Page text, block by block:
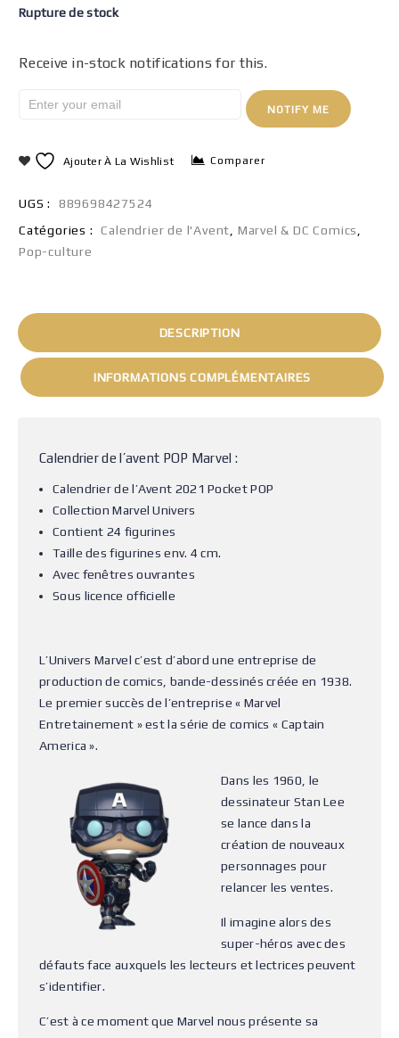
Rupture de stock
Receive in-stock notifications for this.
NOTIFY ME
Ajouter À La Wishlist Comparer
UGS :
889698427524
Catégories :
Calendrier de l'Avent Marvel & DC Comics
Pop-culture
DESCRIPTION
INFORMATIONS COMPLÉMENTAIRES
Calendrier de l’avent POP Marvel :
Calendrier de l’Avent 2021 Pocket POP
Collection Marvel Univers
Contient 24 figurines
Taille des figurines env. 4 cm.
Avec fenêtres ouvrantes
Sous licence officielle
L’Univers Marvel c’est d’abord une entreprise de
production de comics, bande-dessinés créée en 1938.
Le premier succès de l’entreprise « Marvel
Entretainement » est la série de comics « Captain
America ».
Dans les 1960, le
dessinateur Stan Lee
se lance dans la
création de nouveaux
personnages pour
relancer les ventes.
Il imagine alors des
super-héros avec des
défauts face auxquels les lecteurs et lectrices peuvent
s’identifier.
C’est à ce moment que Marvel nous présente sa